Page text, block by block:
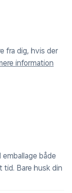
fra dig, hvis der
information
både
tid. Bare husk din